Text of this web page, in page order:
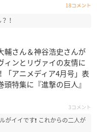
18コメント
！
輔さん＆神谷浩史さんが
ィンとリヴァイの友情に
「アニメディア4月号」表
頭特集に『進撃の巨人』
3コメント
がイイです❗ これからの二人が